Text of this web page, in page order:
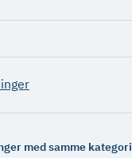
med samme kategori